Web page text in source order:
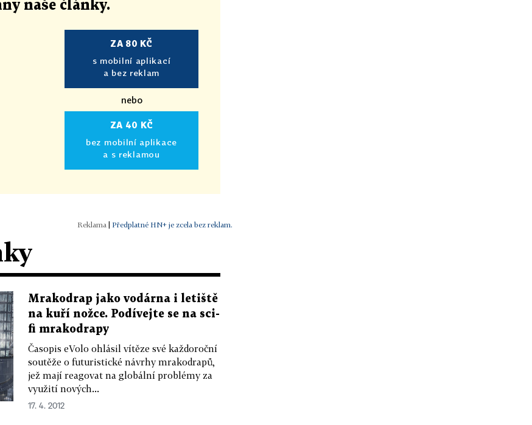
naše články.
ZA 80 KČ
s mobilní aplikací
a bez reklam
nebo
ZA 40 KČ
bez mobilní aplikace
a s reklamou
Předplatné HN+ je zcela bez reklam.
Mrakodrap jako vodárna i letiště
na kuří nožce. Podívejte se na sci-
fi mrakodrapy
Časopis eVolo ohlásil vítěze své každoroční
soutěže o futuristické návrhy mrakodrapů,
jež mají reagovat na globální problémy za
využití nových...
17. 4. 2012